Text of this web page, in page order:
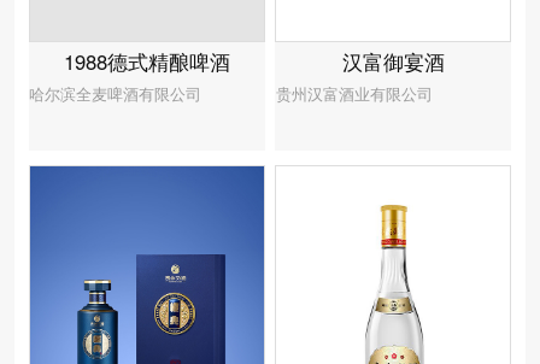
1988德式精酿啤酒
哈尔滨全麦啤酒有限公司
汉富御宴酒
贵州汉富酒业有限公司